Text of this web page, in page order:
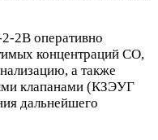
2-2В оперативно
концентраций СО,
а также
клапанами (КЗЭУГ
дальнейшего